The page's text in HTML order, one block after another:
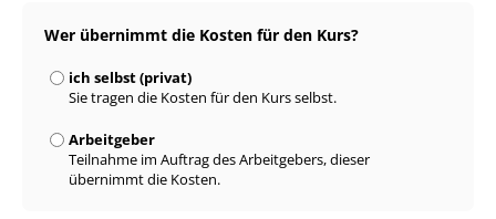
Wer übernimmt die Kosten für den Kurs?
ich selbst (privat)
Sie tragen die Kosten für den Kurs selbst.
Arbeitgeber
Teilnahme im Auftrag des Arbeitgebers, dieser
übernimmt die Kosten.